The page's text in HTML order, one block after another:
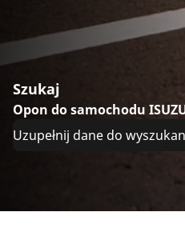
Szukaj
Opon do samochodu
Uzupełnij dane do